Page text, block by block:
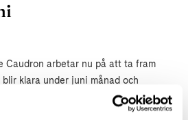
Caudron arbetar nu på att ta fram
klara under juni månad och
Neuros hemsida där de kan laddas
jämförs hur det ser ut på riksnivå